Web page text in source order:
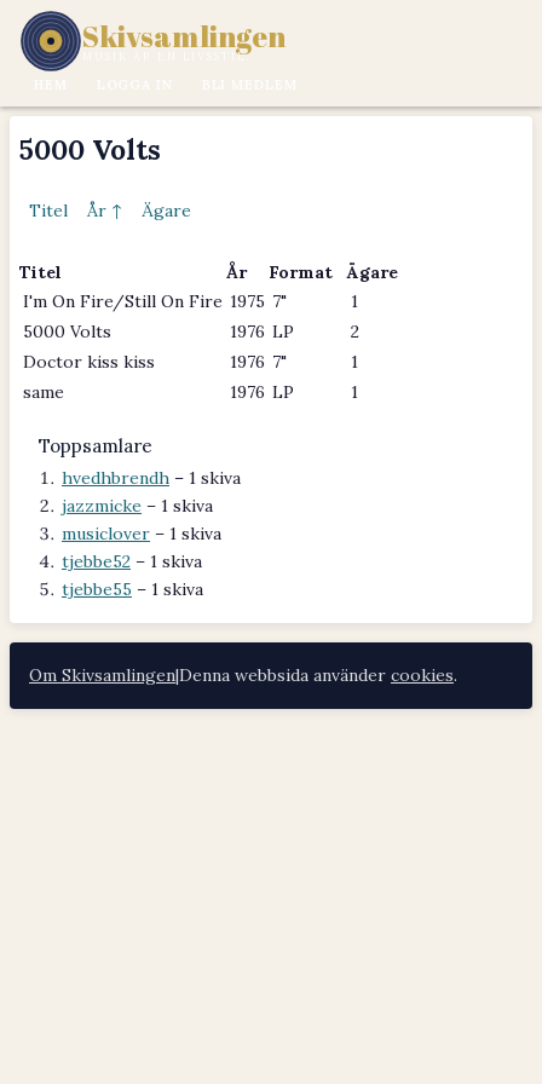
Skivsamlingen
MUSIK ÄR EN LIVSSTIL.
5000 Volts
Titel År ↑ Ägare
Titel År Format
Ägare
I'm On Fire/Still On Fire 1975 7"
1
5000 Volts
1976 LP
2
Doctor kiss kiss
1976 7"
1
same
1976 LP 1
Toppsamlare
hvedhbrendh – 1 skiva
jazzmicke – 1 skiva
musiclover – 1 skiva
tjebbe52 – 1 skiva
tjebbe55 – 1 skiva
Om Skivsamlingen|Denna webbsida använder cookies.